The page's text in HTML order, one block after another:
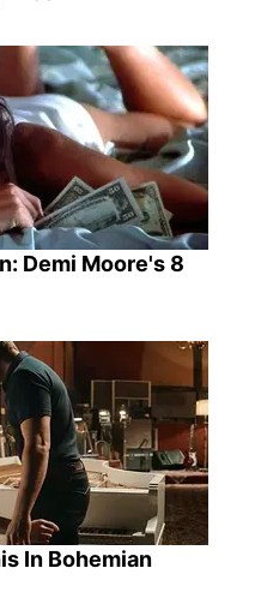
Demi Moore's 8
In Bohemian